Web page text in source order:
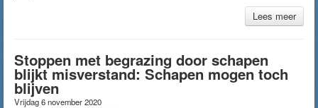
Lees meer
Stoppen met begrazing door schapen
blijkt misverstand: Schapen mogen toch
blijven
Vrijdag 6 november 2020